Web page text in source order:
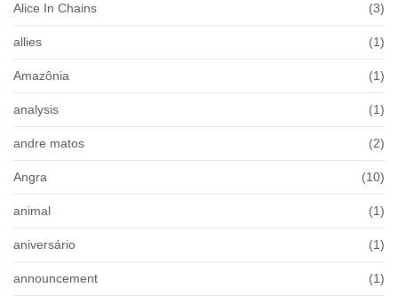
Alice In Chains (3)
allies (1)
Amazônia (1)
analysis (1)
andre matos (2)
Angra (10)
animal (1)
aniversário (1)
announcement (1)